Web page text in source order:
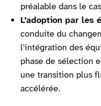
préalable dans le
L’adoption par les
conduite du
l’intégration des
phase de sélection
une transition plus
accélérée.